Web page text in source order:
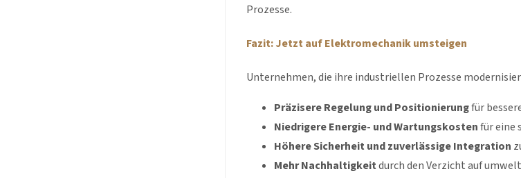
Prozesse.
Fazit: Jetzt auf Elektromechanik umsteigen
Unternehmen, die ihre industriellen Prozesse
Präzisere Regelung und Positionierungfür
Niedrigere Energie- und Wartungskostenfür eine
Höhere Sicherheit und zuverlässige Integration
Mehr Nachhaltigkeitdurch den Verzicht auf